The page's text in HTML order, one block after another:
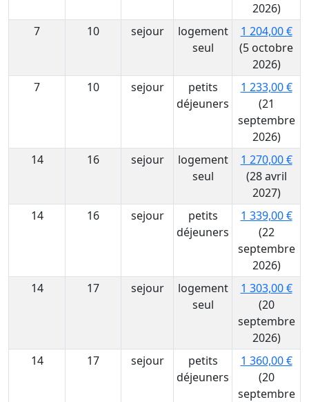
2026)
7
10 sejour
logement
seul
1 204,00 €
(5 octobre
2026)
7
10 sejour
petits
déjeuners
1 233,00 €
(21
septembre
2026)
14
16 sejour
logement
seul
1 270,00 €
(28 avril
2027)
14
16 sejour
petits
déjeuners
1 339,00 €
(22
septembre
2026)
14
17 sejour
logement
seul
1 303,00 €
(20
septembre
2026)
14
17 sejour
petits
déjeuners
1 360,00 €
(20
septembre